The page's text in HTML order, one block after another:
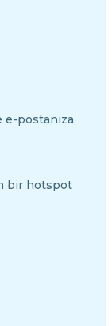
postanıza
bir hotspot